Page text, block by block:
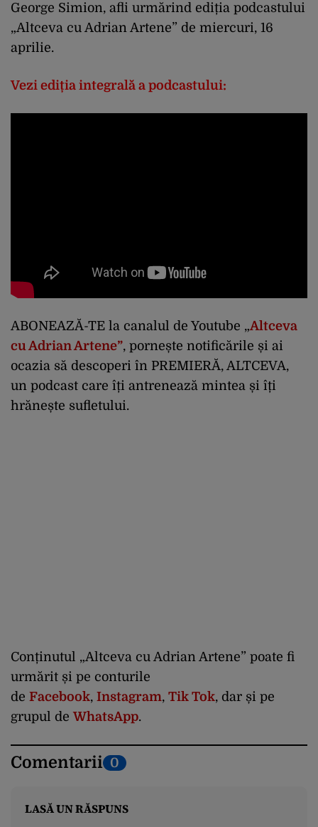
George Simion, afli urmărind ediția podcastului
„Altceva cu Adrian Artene” de miercuri, 16
aprilie.
Vezi ediția integrală a podcastului:
ABONEAZĂ-TE la canalul de Youtube „Altceva
cu Adrian Artene”, pornește notificările și ai
ocazia să descoperi în PREMIERĂ, ALTCEVA,
un podcast care îți antrenează mintea și îți
hrănește sufletului.
Conținutul „Altceva cu Adrian Artene” poate fi
urmărit și pe conturile
de Facebook, Instagram, Tik Tok, dar și pe
grupul deWhatsApp.
Comentarii 0
LASĂ UN RĂSPUNS